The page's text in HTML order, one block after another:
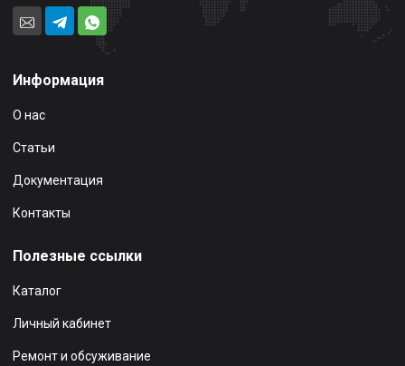
Информация
О нас
Статьи
Документация
Контакты
Полезные ссылки
Каталог
Личный кабинет
Ремонт и обсуживание